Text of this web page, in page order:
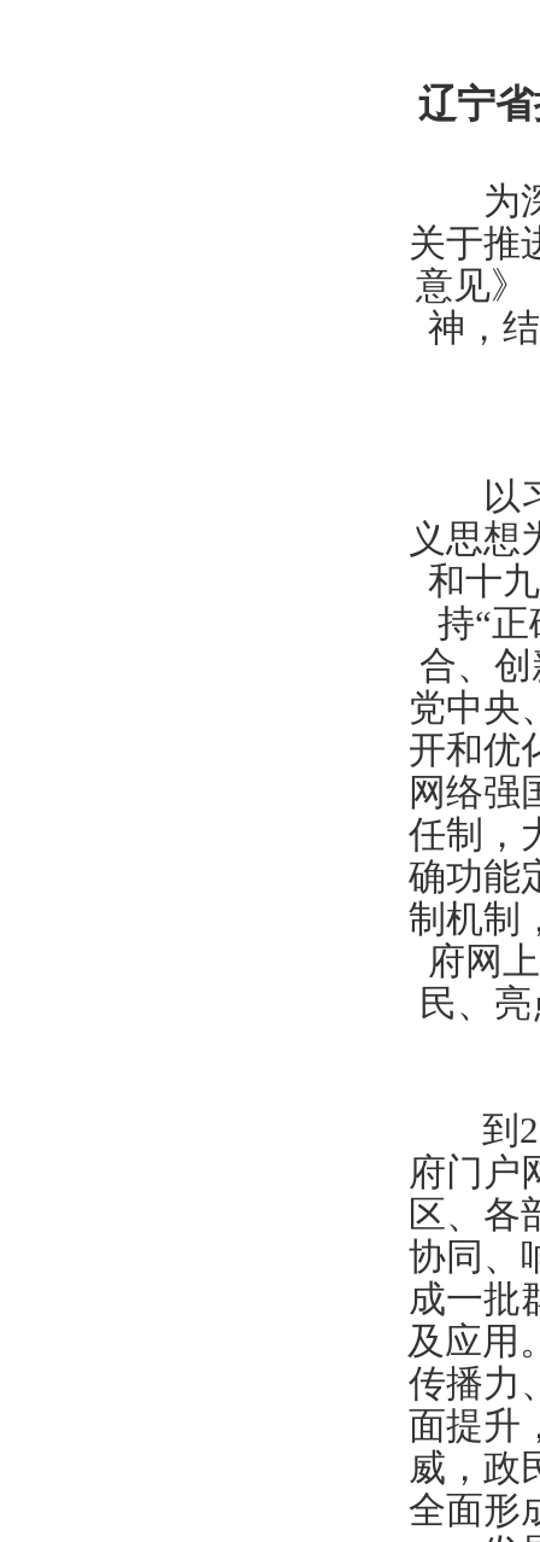
辽宁
为深
关于推
意见》
神，
以习
义思想
和十
持“
合、
党中央
开和优
网络强
任制，
确功能
制机制
府网
民、
到
府门户
区、各
协同、
成一批
及应用
传播力
面提升
威，政
全面形